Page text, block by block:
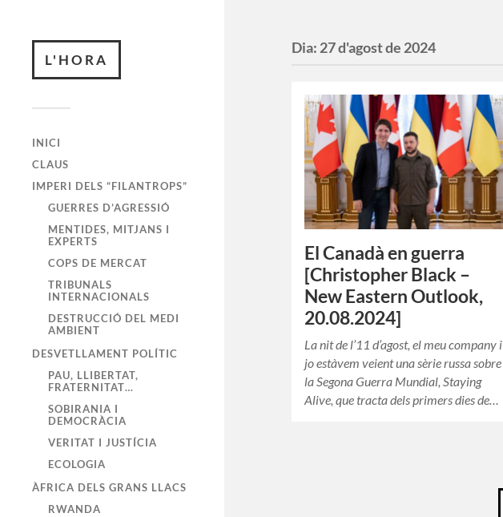
L'HORA
INICI
CLAUS
IMPERI DELS “FILANTROPS”
GUERRES D’AGRESSIÓ
MENTIDES, MITJANS I
EXPERTS
COPS DE MERCAT
TRIBUNALS
INTERNACIONALS
DESTRUCCIÓ DEL MEDI
AMBIENT
DESVETLLAMENT POLÍTIC
PAU, LLIBERTAT,
FRATERNITAT…
SOBIRANIA I
DEMOCRÀCIA
VERITAT I JUSTÍCIA
ECOLOGIA
ÀFRICA DELS GRANS LLACS
RWANDA
Dia: 27 d'agost de 2024
El Canadà en guerra
[Christopher Black –
New Eastern Outlook,
20.08.2024]
La nit de l’11 d’agost, el meu company i
jo estàvem veient una sèrie russa sobre
la Segona Guerra Mundial, Staying
Alive, que tracta dels primers dies de…